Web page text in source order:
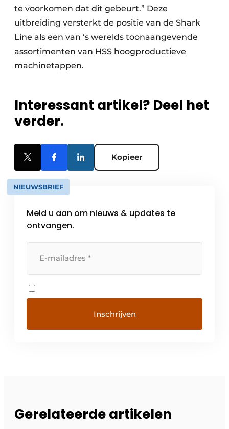
te voorkomen dat dit gebeurt.” Deze
uitbreiding versterkt de positie van de Shark
Line als een van ‘s werelds toonaangevende
assortimenten van HSS hoogproductieve
machinetappen.
Interessant artikel? Deel het
verder.
Kopieer
NIEUWSBRIEF
Meld u aan om nieuws & updates te
ontvangen.
Gerelateerde artikelen